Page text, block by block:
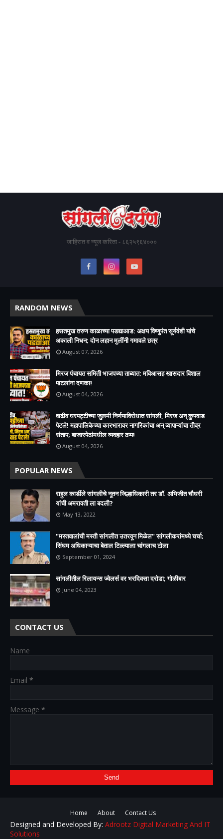
जाहिरात व न्यूज करिता - ८६२५९६४०००
RANDOM NEWS
हसतमुख तरुण काळाच्या पडद्याआड: अक्षय विष्णुपंत सूर्यवंशी यांचे
अकाली निधन; दोन लहान मुलींनी गमावले छत्र
August 07, 2026
मिरज पंचायत समिती भाजपच्या ताब्यात; मविआसह खासदार विशाल
पाटलांना दणका!
August 04, 2026
वाढीव घरपट्टीच्या जुलमी निर्णयाविरोधात सांगली, मिरज अन् कुपवाड
पेटले! महापालिकेच्या कारभारावर नागरिकांचा अन् व्यापाऱ्यांचा तीव्र
संताप; बाजारपेठांमधील व्यवहार ठप्प!​
August 04, 2026
POPULAR NEWS
राहुल कार्डीले सांगलीचे नूतन जिल्हाधिकारी तर डॉ. अभिजीत चौधरी
यांची अमरावती ला बदली?
May 13, 2022
"मस्तवालांची मस्ती सांगलीत उतरवून मिळेल" सांगलीकरांमध्ये चर्चा;
सिंघम अधिकाऱ्याचा बेताल टिल्ल्याला चांगलाच टोला
September 01, 2024
सांगलीतील रिलायन्स ज्वेलर्स वर भरदिवसा दरोडा; गोळीबार
June 04, 2023
CONTACT US
Name
Email *
Message *
Home About Contact Us
Designed and Developed By: Adrootz Digital Marketing And IT
Solutions